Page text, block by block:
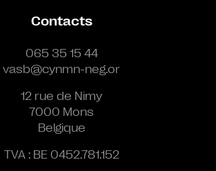
Contacts
065 35 15 44
vasb@cynmn-neg.or
12 rue de Nimy
7000 Mons
Belgique
TVA : BE 0452.781.152